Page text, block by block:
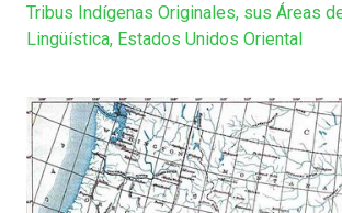
Tribus Indígenas Originales, sus Áreas
Lingüística, Estados Unidos Oriental